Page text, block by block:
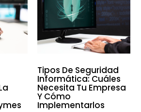
Tipos De Seguridad
Informática: Cuáles
Necesita Tu Empresa
Y Cómo
Implementarlos